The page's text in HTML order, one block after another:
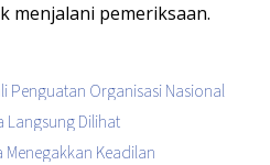
menjalani pemeriksaan.
Penguatan Organisasi Nasional
Langsung Dilihat
Keadilan